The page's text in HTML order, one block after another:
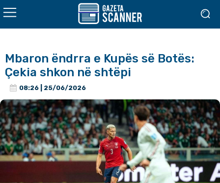
Mbaron ëndrra e Kupës së Botës:
Çekia shkon në shtëpi
08:26 | 25/06/2026